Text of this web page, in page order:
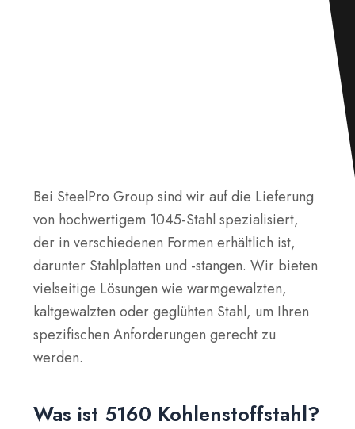
Bei SteelPro Group sind wir auf die Lieferung
von hochwertigem 1045-Stahl spezialisiert,
der in verschiedenen Formen erhältlich ist,
darunter Stahlplatten und -stangen. Wir bieten
vielseitige Lösungen wie warmgewalzten,
kaltgewalzten oder geglühten Stahl, um Ihren
spezifischen Anforderungen gerecht zu
werden.
Was ist 5160 Kohlenstoffstahl?